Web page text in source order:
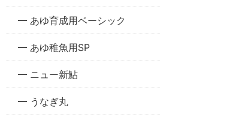
あゆ育成用ベーシック
あゆ稚魚用SP
ニュー新鮎
うなぎ丸